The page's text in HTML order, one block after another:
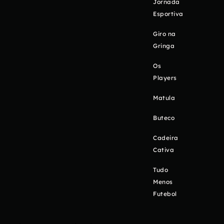
Jornada
Esportiva
Giro na
Gringa
Os
Players
Matula
Buteco
Cadeira
Cativa
Tudo
Menos
Futebol